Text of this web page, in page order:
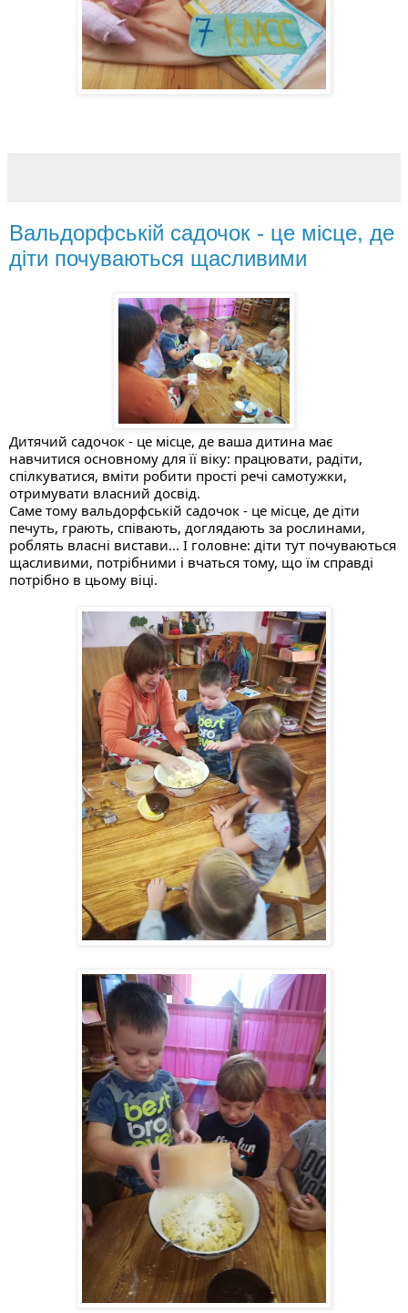
Вальдорфській садочок - це місце, де
діти почуваються щасливими
Дитячий садочок - це місце, де ваша дитина має
навчитися основному для її віку: працювати, радіти,
спілкуватися, вміти робити прості речі самотужки,
отримувати власний досвід.
Саме тому вальдорфській садочок - це місце, де діти
печуть, грають, співають, доглядають за рослинами,
роблять власні вистави... І головне: діти тут почуваються
щасливими, потрібними і вчаться тому, що їм справді
потрібно в цьому віці.